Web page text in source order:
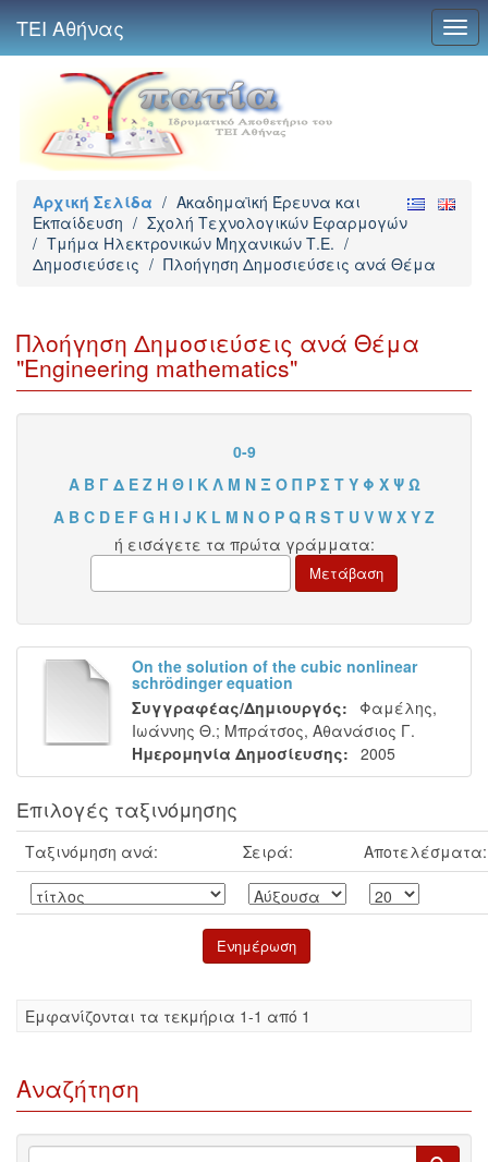
ΤΕΙ Αθήνας
Αρχική Σελίδα / Ακαδημαϊκή Έρευνα και
Εκπαίδευση / Σχολή Τεχνολογικών Εφαρμογών
/ Τμήμα Ηλεκτρονικών Μηχανικών Τ.Ε. /
Δημοσιεύσεις / Πλοήγηση Δημοσιεύσεις ανά Θέμα
Πλοήγηση Δημοσιεύσεις ανά Θέμα
"Engineering mathematics"
0-9
Α Β Γ Δ Ε Ζ Η Θ Ι Κ Λ Μ Ν Ξ Ο Π Ρ Σ Τ Υ Φ Χ Ψ Ω
A B C D E F G H I J K L M N O P Q R S T U V W X Y Z
ή εισάγετε τα πρώτα γράμματα:
On the solution of the cubic nonlinear
schrödinger equation
Συγγραφέας/Δημιουργός:
Φαμέλης,
Ιωάννης Θ.; Μπράτσος, Αθανάσιος Γ.
Ημερομηνία Δημοσίευσης: 2005
Επιλογές ταξινόμησης
Ταξινόμηση ανά: Σειρά: Αποτελέσματα:
Eμφανίζονται τα τεκμήρια 1-1 από 1
Αναζήτηση